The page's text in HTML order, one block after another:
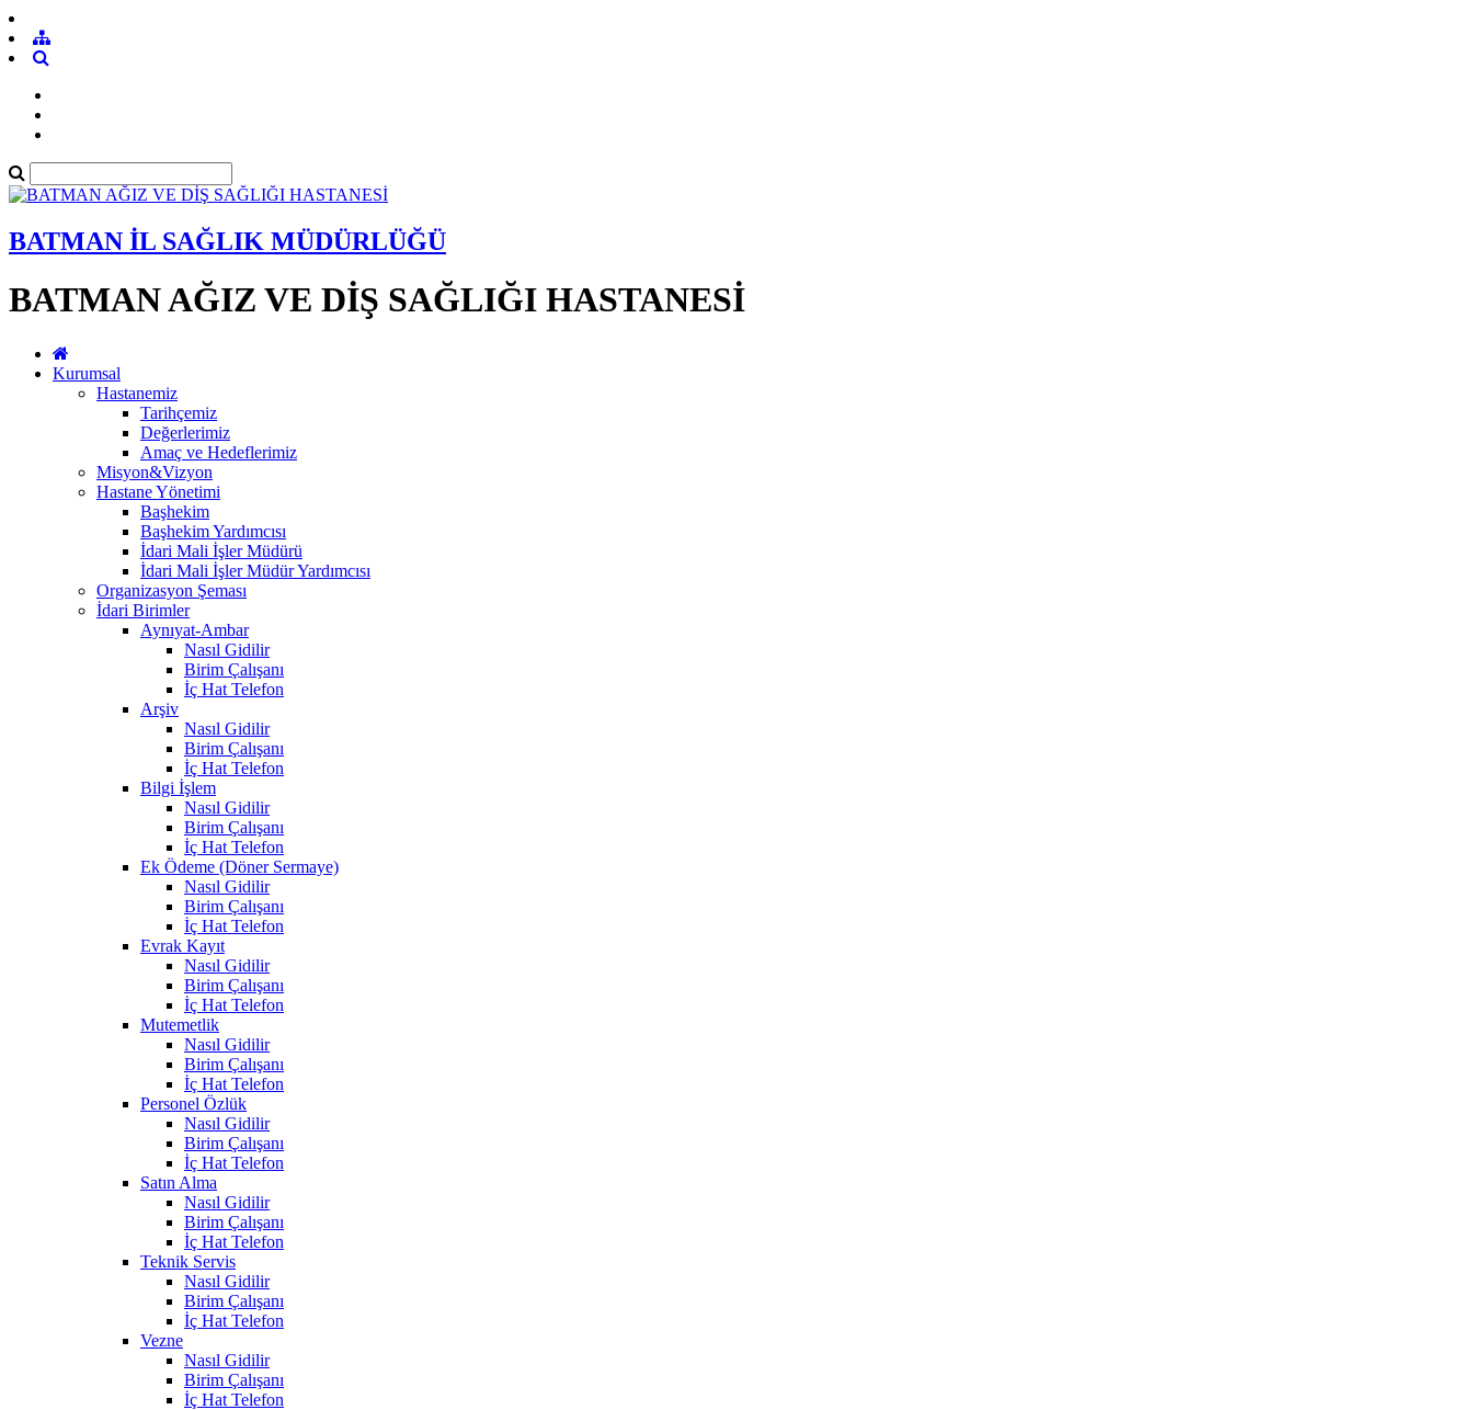
BATMAN İL SAĞLIK MÜDÜRLÜĞÜ
BATMAN AĞIZ VE DİŞ SAĞLIĞI HASTANESİ
Kurumsal
Hastanemiz
Tarihçemiz
Değerlerimiz
Amaç ve Hedeflerimiz
Misyon&Vizyon
Hastane Yönetimi
Başhekim
Başhekim Yardımcısı
İdari Mali İşler Müdürü
İdari Mali İşler Müdür Yardımcısı
Organizasyon Şeması
İdari Birimler
Aynıyat-Ambar
Nasıl Gidilir
Birim Çalışanı
İç Hat Telefon
Arşiv
Nasıl Gidilir
Birim Çalışanı
İç Hat Telefon
Bilgi İşlem
Nasıl Gidilir
Birim Çalışanı
İç Hat Telefon
Ek Ödeme (Döner Sermaye)
Nasıl Gidilir
Birim Çalışanı
İç Hat Telefon
Evrak Kayıt
Nasıl Gidilir
Birim Çalışanı
İç Hat Telefon
Mutemetlik
Nasıl Gidilir
Birim Çalışanı
İç Hat Telefon
Personel Özlük
Nasıl Gidilir
Birim Çalışanı
İç Hat Telefon
Satın Alma
Nasıl Gidilir
Birim Çalışanı
İç Hat Telefon
Teknik Servis
Nasıl Gidilir
Birim Çalışanı
İç Hat Telefon
Vezne
Nasıl Gidilir
Birim Çalışanı
İç Hat Telefon